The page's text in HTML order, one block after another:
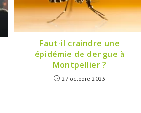
Faut-il craindre une
épidémie de dengue à
Montpellier ?
27 octobre 2023